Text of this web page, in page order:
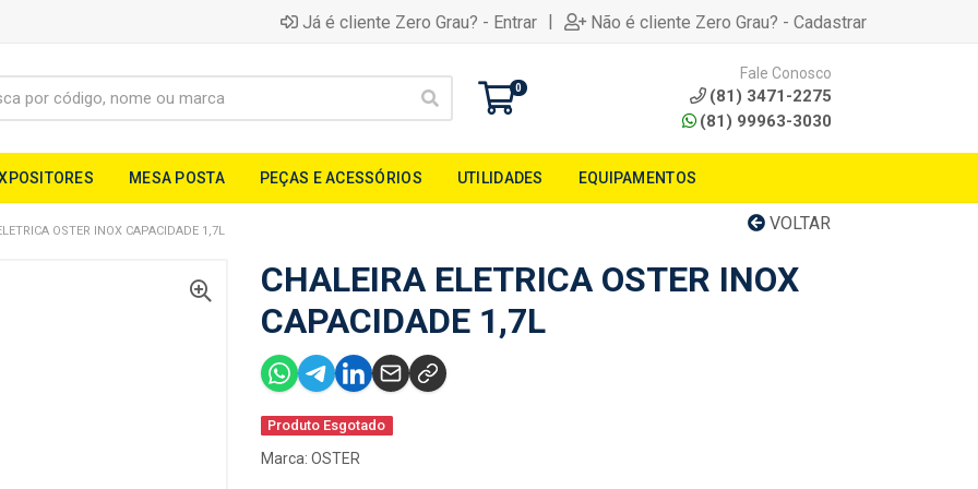
Já é cliente Zero Grau? - Entrar | Não é cliente Zero Grau? - Cadastrar
0
Fale Conosco
(81) 3471-2275
(81) 99963-3030
MESA POSTA PEÇAS E ACESSÓRIOS UTILIDADES EQUIPAMENTOS
VOLTAR
OSTER INOX CAPACIDADE 1,7L
CHALEIRA ELETRICA OSTER INOX
CAPACIDADE 1,7L
Produto Esgotado
Marca: OSTER